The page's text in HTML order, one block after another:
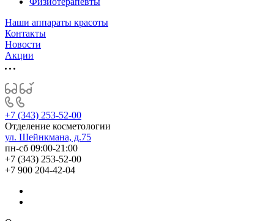
Наши аппараты красоты
Контакты
Новости
Акции
+7 (343) 253-52-00
Отделение косметологии
ул. Шейнкмана, д.75
пн-сб 09:00-21:00
+7 (343) 253-52-00
+7 900 204-42-04